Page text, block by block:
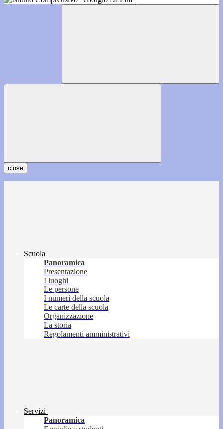
close
Scuola
Panoramica
Presentazione
I luoghi
Le persone
I numeri della scuola
Le carte della scuola
Organizzazione
La storia
Regolamenti amministrativi
Servizi
Panoramica